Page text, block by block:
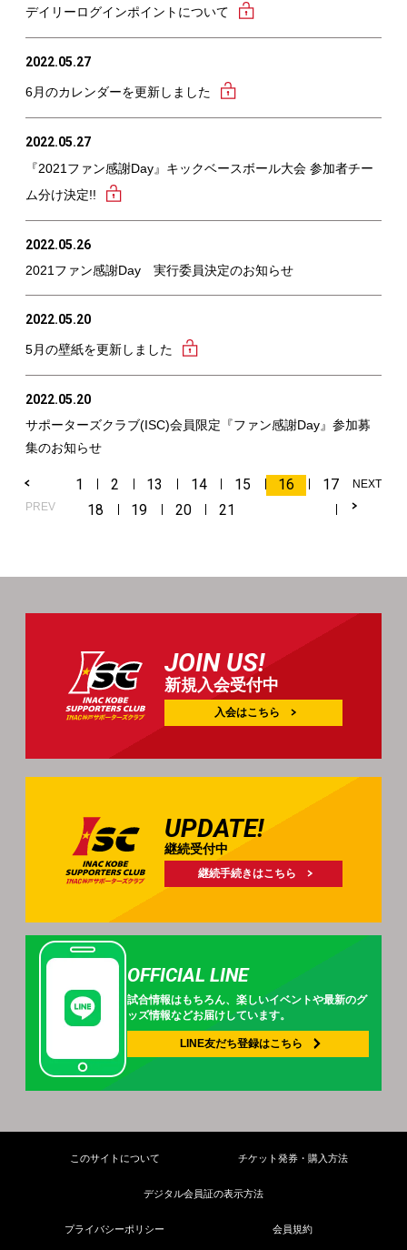
デイリーログインポイントについて
2022.05.27
6月のカレンダーを更新しました
2022.05.27
『2021ファン感謝Day』キックベースボール大会 参加者チー
ム分け決定!!
2022.05.26
2021ファン感謝Day 実行委員決定のお知らせ
2022.05.20
5月の壁紙を更新しました
2022.05.20
サポーターズクラブ(ISC)会員限定『ファン感謝Day』参加募
集のお知らせ
PREV
1 2 13 14 15 16
17
18
19 20 21
NEXT
JOIN US!
新規入会受付中
入会はこちら
UPDATE!
継続受付中
継続手続きはこちら
OFFICIAL LINE
試合情報はもちろん、楽しいイベントや最新のグ
ッズ情報などお届けしています。
LINE友だち登録はこちら
このサイトについて チケット発券・購入方法
デジタル会員証の表示方法
プライバシーポリシー 会員規約